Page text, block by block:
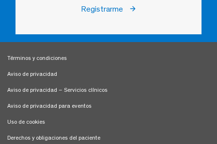
Registrarme
Términos y condiciones
Aviso de privacidad
Aviso de privacidad – Servicios clínicos
Aviso de privacidad para eventos
Uso de cookies
Derechos y obligaciones del paciente